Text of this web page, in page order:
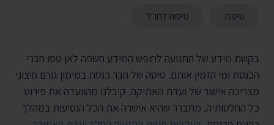
טיסות טיסות לחו"ל
בקשת מידע של התנועה לחופש המידע חשפה לאן טסו חברי
הכנסת ומי הזמין אותם. טיסה של חבר כנסת במימון גורם חיצוני
מצריכה אישור של ועדת האתיקה. קיבלנו מהוועדה את פירוט
כל החלטותיה. מתברר שהיא אישרה את הכל הנסיעות במהלך